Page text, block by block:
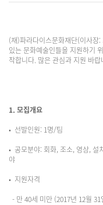
(재)파라다이스문화재단(이사장
있는 문화예술인들을 지원하기
작합니다. 많은 관심과 지원 바랍
1. 모집개요
• 선발인원: 1명/팀
• 공모분야: 회화, 조소, 영상, 설
야
• 지원자격
- 만 40세 미만 (2017년 12월